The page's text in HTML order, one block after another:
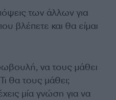
των άλλων για
βλέπετε και θα είμαι
να τους μάθει
θα τους μάθει;
μία γνώση για να